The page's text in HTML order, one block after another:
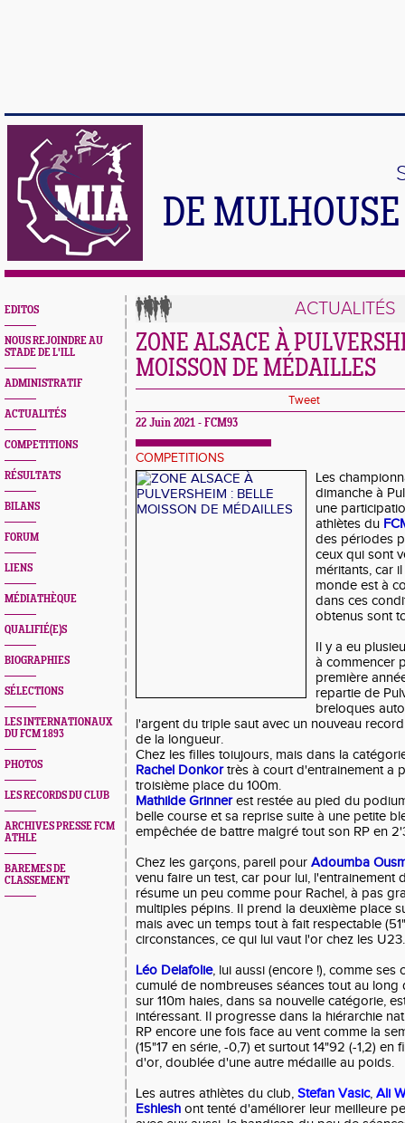
DE
EDITOS
NOUS REJOINDRE AU
STADE DE L'ILL
ADMINISTRATIF
ACTUALITÉS
COMPETITIONS
RÉSULTATS
BILANS
FORUM
LIENS
MÉDIATHÈQUE
QUALIFIÉ(E)S
BIOGRAPHIES
SÉLECTIONS
LES INTERNATIONAUX
DU FCM 1893
PHOTOS
LES RECORDS DU CLUB
ARCHIVES PRESSE FCM
ATHLE
BAREMES DE
CLASSEMENT
ACTUALITÉS
ZONE ALSACE À
MOISSON DE MÉDAILLES
Tweet
22 Juin 2021 - FCM93
COMPETITIONS
Les
dimanche à
une
athlètes du
des périodes
ceux qui sont
méritants, car
monde est à
dans ces
obtenus sont
Il y a eu
à commencer
première
repartie de
breloques
l'argent du triple saut avec un nouveau
de la longueur.
Chez les filles toiujours, mais dans la
Rachel Donkortrès à court d'entrainement a
troisième place du 100m.
Mathilde Grinnerest restée au pied du
belle course et sa reprise suite à une petite
empêchée de battre malgré tout son RP en
Chez les garçons, pareil pour Adoumba
venu faire un test, car pour lui, l'entrainement
résume un peu comme pour Rachel, à pas
multiples pépins. Il prend la deuxième place
mais avec un temps tout à fait respectable
circonstances, ce qui lui vaut l'or chez les U23.
Léo Delafolie, lui aussi (encore !), comme ses
cumulé de nombreuses séances tout au long
sur 110m haies, dans sa nouvelle catégorie,
intéressant. Il progresse dans la hiérarchie
RP encore une fois face au vent comme la
(15"17 en série, -0,7) et surtout 14"92 (-1,2)
d'or, doublée d'une autre médaille au poids.
Les autres athlètes du club, Stefan Vasic, Ali
Eshlesh ont tenté d'améliorer leur meilleure